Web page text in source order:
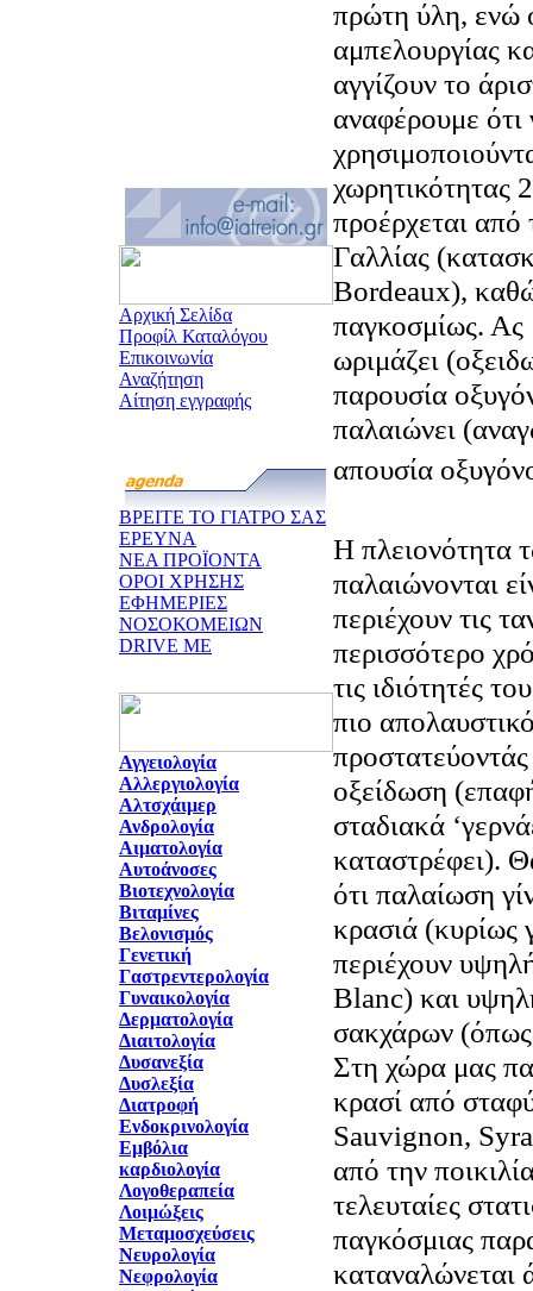
Αρχική Σελίδα
Προφίλ Καταλόγου
Επικοινωνία
Αναζήτηση
Αίτηση εγγραφής
ΒΡΕΙΤΕ ΤΟ ΓΙΑΤΡΟ ΣΑΣ
ΕΡΕΥΝΑ
ΝΕΑ ΠΡΟΪΟΝΤΑ
ΟΡΟΙ ΧΡΗΣΗΣ
ΕΦΗΜΕΡΙΕΣ
ΝΟΣΟΚΟΜΕΙΩΝ
DRIVE ME
Αγγειολογία
Αλλεργιολογία
Αλτσχάιμερ
Ανδρολογία
Αιματολογία
Αυτοάνοσες
Βιοτεχνολογία
Βιταμίνες
Βελονισμός
Γενετική
Γαστρεντερολογία
Γυναικολογία
Δερματολογία
Διαιτολογία
Δυσανεξία
Δυσλεξία
Διατροφή
Ενδοκρινολογία
Εμβόλια
καρδιολογία
Λογοθεραπεία
Λοιμώξεις
Μεταμοσχεύσεις
Νευρολογία
Νεφρολογία
πρώτη ύλη, ενώ
αμπελουργίας
αγγίζουν το
αναφέρουμε ότι
χωρητικότητας
προέρχεται από
Γαλλίας
Bordeaux),
παγκοσμίως. Ας
ωριμάζει
παρουσία
παλαιώνει
απουσία
Η πλειονότητα
παλαιώνονται
περιέχουν τις
περισσότερο
τις ιδιότητές
πιο
οξείδωση
σταδιακά
καταστρέφει).
ότι παλαίωση
κρασιά (κυρίως
περιέχουν
Blanc) και
σακχάρων
Στη χώρα μας
κρασί από
Sauvignon,
από την
τελευταίες
παγκόσμιας
καταναλώνεται